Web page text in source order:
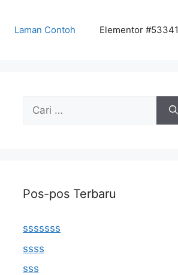
Laman Contoh Elementor #53341
Cari
Pos-pos Terbaru
sssssss
ssss
sss